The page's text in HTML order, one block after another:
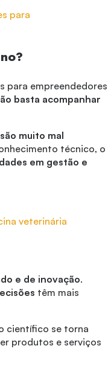
para
para empreendedores
basta acompanhar
muito mal
técnico, o
em gestão e
veterinária
e de inovação.
têm mais
científico se torna
produtos e serviços